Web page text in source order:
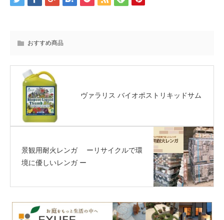
おすすめ商品
ヴァラリス バイオポストリキッドサム
景観用耐火レンガ ーリサイクルで環
境に優しいレンガ ー